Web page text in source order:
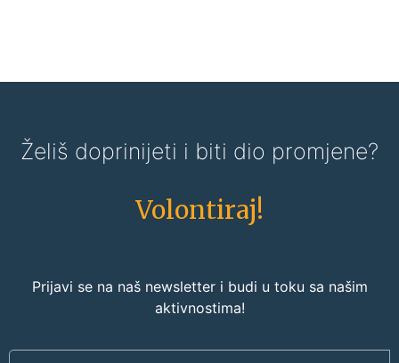
Želiš doprinijeti i biti dio promjene?
Volontiraj!
Prijavi se na naš newsletter i budi u toku sa našim
aktivnostima!